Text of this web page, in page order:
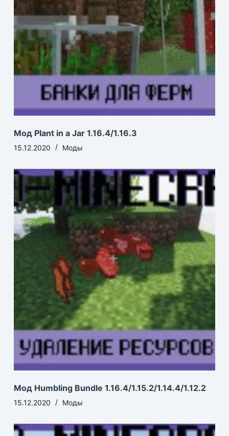
Мод Plant in a Jar 1.16.4/1.16.3
15.12.2020 Моды
Мод Humbling Bundle 1.16.4/1.15.2/1.14.4/1.12.2
15.12.2020 Моды